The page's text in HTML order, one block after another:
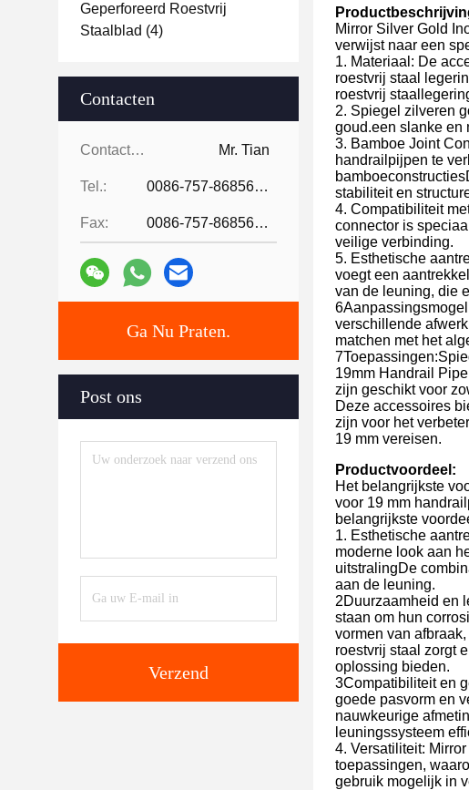
Geperforeerd Roestvrij
Staalblad (4)
Contacten
Contacten: Mr. Tian
Tel.: 0086-757-86856916
Fax: 0086-757-86856916
Ga Nu Praten.
Post ons
Verzend
Mirror Silver Gold
verwijst naar een
1. Materiaal: De
roestvrij staal
roestvrij
2. Spiegel zilveren
goud.een slanke en
3. Bamboe Joint
handrailpijpen te
stabiliteit en
4. Compatibiliteit
connector is
veilige verbinding.
5. Esthetische
voegt een
van de leuning, die
verschillende
matchen met het
19mm Handrail
zijn geschikt voor
Deze accessoires
zijn voor het
19 mm vereisen.
Productvoordeel:
Het belangrijkste
voor 19 mm
belangrijkste
1. Esthetische
moderne look aan
uitstralingDe
aan de leuning.
2Duurzaamheid en
staan om hun
vormen van
roestvrij staal zorgt
oplossing bieden.
3Compatibiliteit en
goede pasvorm en
nauwkeurige
leuningssysteem
4. Versatiliteit:
toepassingen,
gebruik mogelijk in